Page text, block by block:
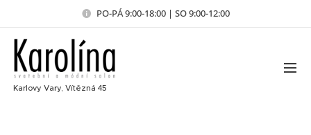
PO-PÁ 9:00-18:00 | SO 9:00-12:00
Karlovy Vary, Vítězná 45